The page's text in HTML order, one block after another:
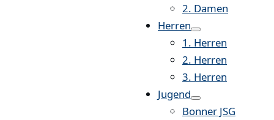
2. Damen
Herren
1. Herren
2. Herren
3. Herren
Jugend
Bonner JSG